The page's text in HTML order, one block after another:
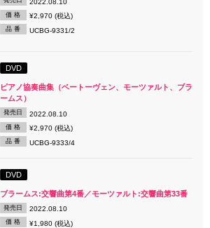
2022.08.10
価 格 ¥2,970 (税込)
品 番 UCBG-9331/2
DVD
ピアノ協奏曲集（ベートーヴェン、モーツァルト、ブラ
ームス）
発売日 2022.08.10
価 格 ¥2,970 (税込)
品 番 UCBG-9333/4
DVD
ブラームス:交響曲第4番／モーツァルト:交響曲第33番
発売日 2022.08.10
価 格 ¥1,980 (税込)